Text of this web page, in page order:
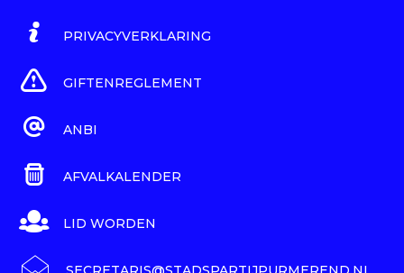
PRIVACYVERKLARING
GIFTENREGLEMENT
ANBI
AFVALKALENDER
LID WORDEN